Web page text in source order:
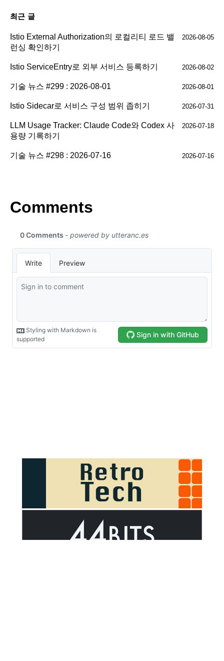
최근 글
Istio External Authorization의 로컬리티 로드 밸
런싱 확인하기
2026-08-05
Istio ServiceEntry로 외부 서비스 등록하기 2026-08-02
기술 뉴스 #299 : 2026-08-01 2026-08-01
Istio Sidecar로 서비스 구성 범위 좁히기 2026-07-31
LLM Usage Tracker: Claude Code와 Codex 사
용량 기록하기
2026-07-18
기술 뉴스 #298 : 2026-07-16 2026-07-16
Comments